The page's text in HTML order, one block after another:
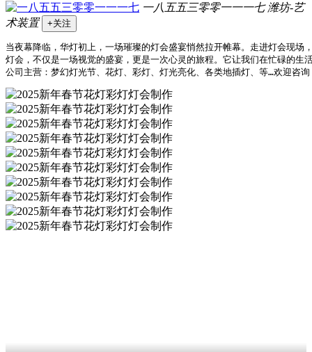
一八五五三零零一一一七 潍坊-艺
术装置
+关注
当夜幕降临，华灯初上，一场璀璨的灯会盛宴悄然拉开帷幕。走进灯会现
灯会，不仅是一场视觉的盛宴，更是一次心灵的旅程。它让我们在忙碌的
公司主营：梦幻灯光节、花灯、彩灯、灯光亮化、各类地插灯、等…欢迎咨询